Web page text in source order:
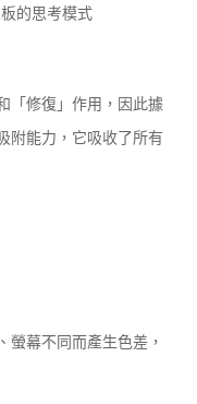
的思考模式
「修復」作用，因此據
附能力，它吸收了所有
螢幕不同而產生色差，